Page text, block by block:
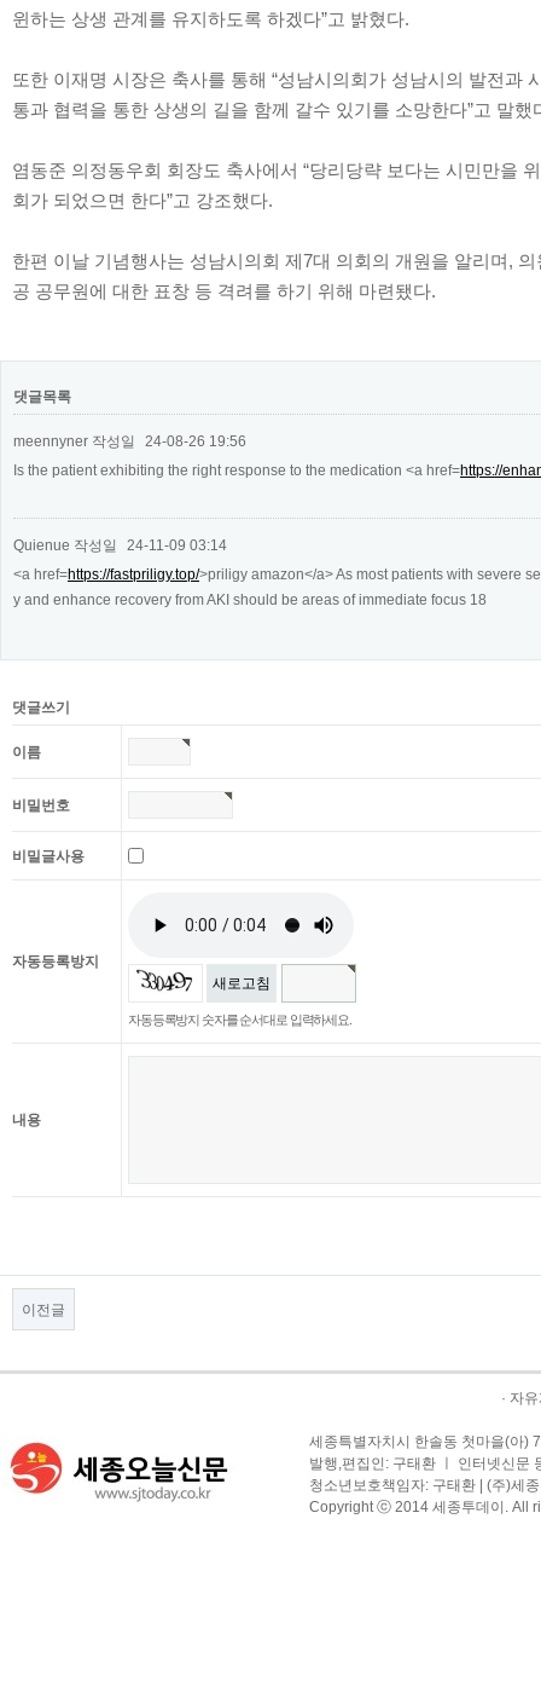
윈하는 상생 관계를 유지하도록 하겠다”고 밝혔다.
또한 이재명 시장은 축사를 통해 “성남시의회가 성남시의 발전
통과 협력을 통한 상생의 길을 함께 갈수 있기를 소망한다”고 말했
염동준 의정동우회 회장도 축사에서 “당리당략 보다는 시민만을
회가 되었으면 한다”고 강조했다.
한편 이날 기념행사는 성남시의회 제7대 의회의 개원을 알리며,
공 공무원에 대한 표창 등 격려를 하기 위해 마련됐다.
댓글목록
meennyner 작성일
24-08-26 19:56
Is the patient exhibiting the right response to the medication <a href=https://
Quienue 작성일
24-11-09 03:14
<a href=https://fastpriligy.top/>priligy amazon</a> As most patients with severe
y and enhance recovery from AKI should be areas of immediate focus 18
댓글쓰기
이름
비밀번호
비밀글사용
자동등록방지
새로고침
자동등록방지 숫자를 순서대로 입력하세요.
내용
이전글
· 자
세종특별자치시 한솔동 첫마을(아)
발행,편집인: 구태환 ㅣ 인터넷신
청소년보호책임자: 구태환 | (주)세
Copyright ⓒ 2014 세종투데이. All